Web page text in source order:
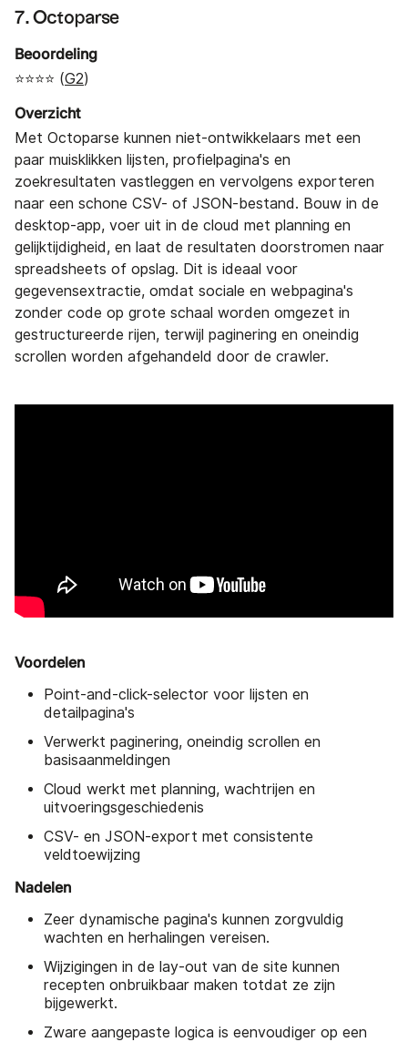
7. Octoparse
Beoordeling
⭐⭐⭐⭐ (G2)
Overzicht
Met Octoparse kunnen niet-ontwikkelaars met een
paar muisklikken lijsten, profielpagina's en
zoekresultaten vastleggen en vervolgens exporteren
naar een schone CSV- of JSON-bestand. Bouw in de
desktop-app, voer uit in de cloud met planning en
gelijktijdigheid, en laat de resultaten doorstromen naar
spreadsheets of opslag. Dit is ideaal voor
gegevensextractie, omdat sociale en webpagina's
zonder code op grote schaal worden omgezet in
gestructureerde rijen, terwijl paginering en oneindig
scrollen worden afgehandeld door de crawler.
Voordelen
Point-and-click-selector voor lijsten en
detailpagina's
Verwerkt paginering, oneindig scrollen en
basisaanmeldingen
Cloud werkt met planning, wachtrijen en
uitvoeringsgeschiedenis
CSV- en JSON-export met consistente
veldtoewijzing
Nadelen
Zeer dynamische pagina's kunnen zorgvuldig
wachten en herhalingen vereisen.
Wijzigingen in de lay-out van de site kunnen
recepten onbruikbaar maken totdat ze zijn
bijgewerkt.
Zware aangepaste logica is eenvoudiger op een